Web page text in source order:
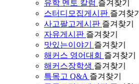
유학 멘토 칼럼 즐겨찾기
스터디모집게시판 즐겨찾기
사고팔고게시판 즐겨찾기
자유게시판 즐겨찾기
맛있는이야기
즐겨찾기
해커스 영어대회 즐겨찾기
해커스장학생 즐겨찾기
특목고 Q&A 즐겨찾기